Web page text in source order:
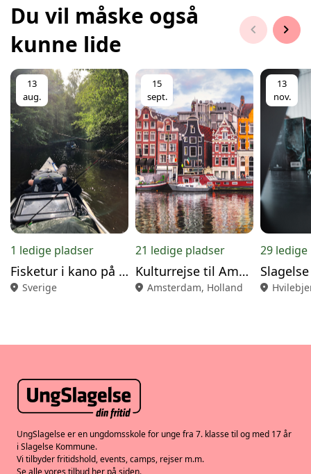
Du vil måske også
kunne lide
chevron_left chevron_right
13
aug.
1 ledige pladser
Fisketur i kano på Helge Å
location_on Sverige
15
sept.
21 ledige pladser
Kulturrejse til Amsterdam
location_on Amsterdam, Holland
13
nov.
29
location_on
UngSlagelse er en ungdomsskole for unge fra 7. klasse til og med 17 år
i Slagelse Kommune.
Vi tilbyder fritidshold, events, camps, rejser m.m.
Se alle vores tilbud her på siden.